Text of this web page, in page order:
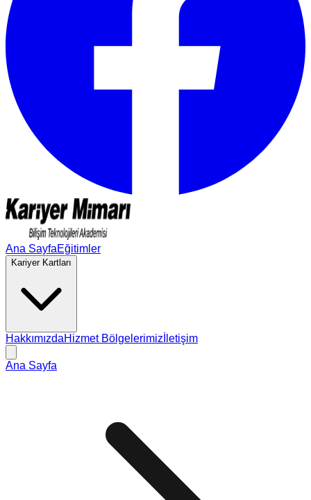
Ana SayfaEğitimler
Kariyer Kartları
HakkımızdaHizmet Bölgelerimiz İletişim
Ana Sayfa